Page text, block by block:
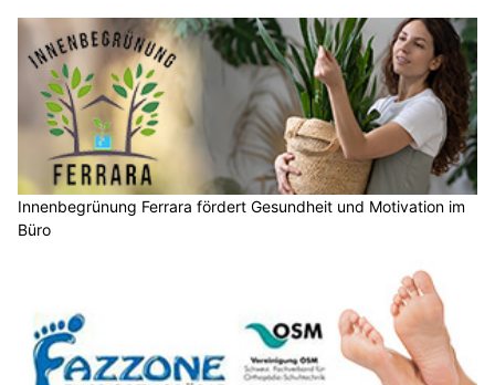
Innenbegrünung Ferrara fördert Gesundheit und Motivation im
Büro